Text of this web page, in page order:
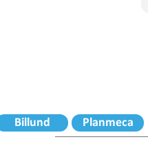
Billund Planmeca